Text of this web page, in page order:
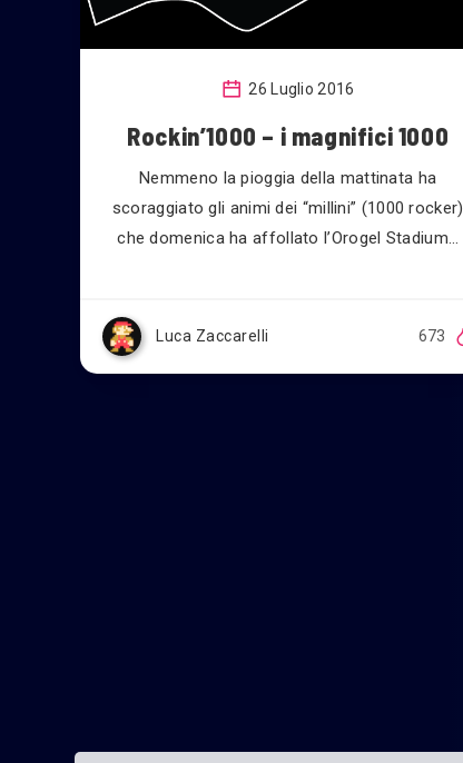
26 Luglio 2016
Rockin’1000 – i magnifici 1000
Nemmeno la pioggia della mattinata ha
scoraggiato gli animi dei “millini” (1000 rocker)
che domenica ha affollato l’Orogel Stadium…
Luca Zaccarelli 673